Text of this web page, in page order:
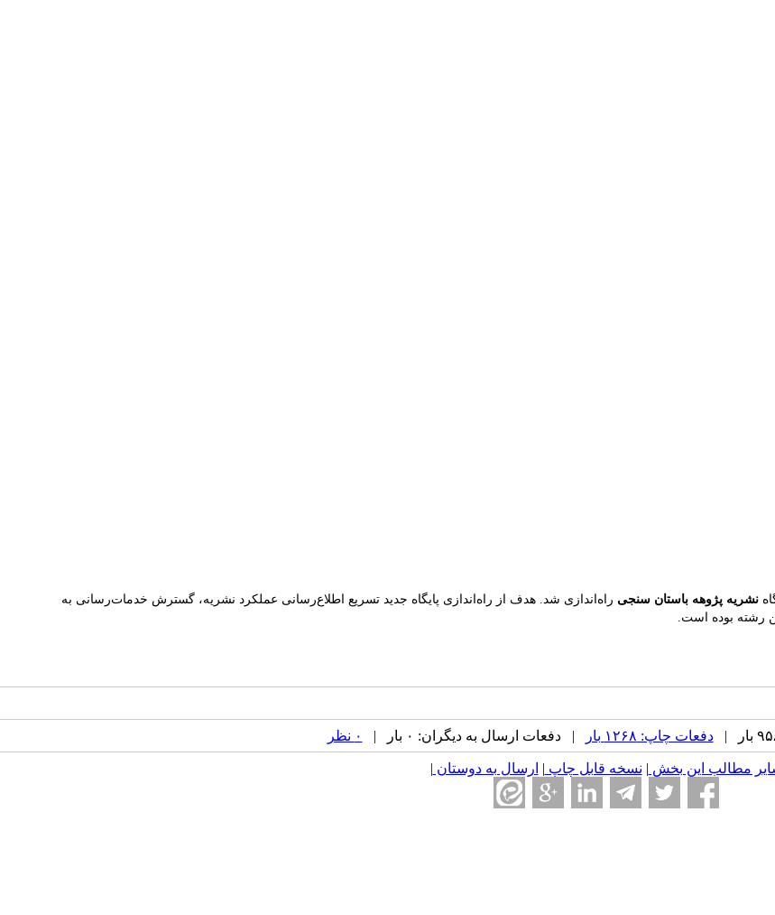
نشریه پژوهه باستان سنجی راه‌اندازی شد. هدف از راه‌اندازی پایگاه جدید تسریع اطلاع‌رسانی عملکرد نشریه، گسترش خدمات‌رسانی به
رشته بوده است.
دفعات چاپ: ۱۲۶۸ بار | دفعات ارسال به دیگران: ۰ بار | ۰ نظر
مطالب این بخش | نسخه قابل چاپ | ارسال به دوستان |